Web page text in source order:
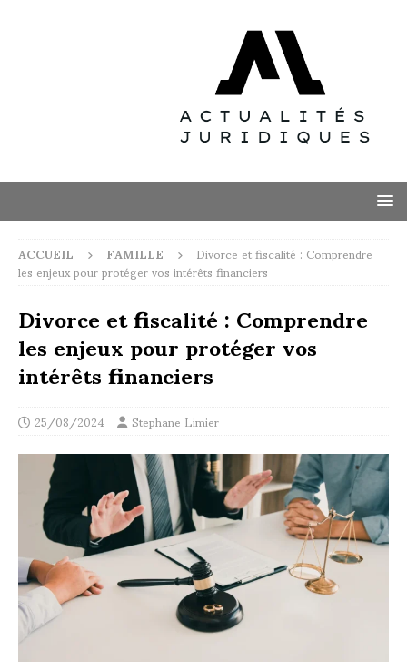
ACCUEIL FAMILLE Divorce et fiscalité : Comprendre
les enjeux pour protéger vos intérêts financiers
Divorce et fiscalité : Comprendre
les enjeux pour protéger vos
intérêts financiers
25/08/2024 Stephane Limier